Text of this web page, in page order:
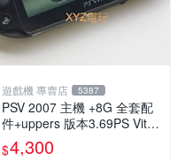
遊戲機 專賣店 5387
PSV 2007 主機 +8G 全套配
件+uppers 版本3.69PS Vita2
$4,300